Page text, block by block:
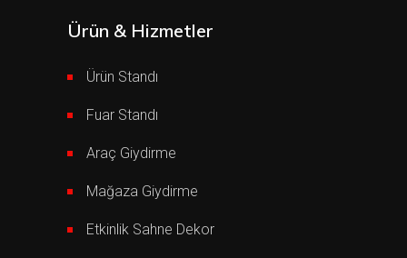
Ürün & Hizmetler
Ürün Standı
Fuar Standı
Araç Giydirme
Mağaza Giydirme
Etkinlik Sahne Dekor